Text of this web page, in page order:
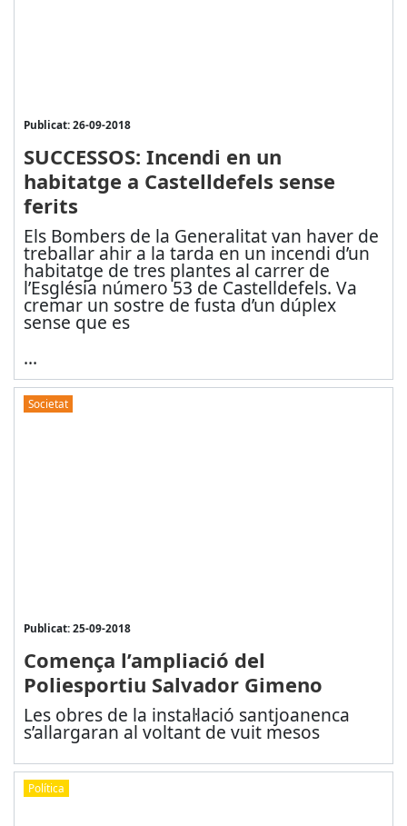
Publicat: 26-09-2018
SUCCESSOS: Incendi en un
habitatge a Castelldefels sense
ferits
Els Bombers de la Generalitat van haver de
treballar ahir a la tarda en un incendi d’un
habitatge de tres plantes al carrer de
l’Església número 53 de Castelldefels. Va
cremar un sostre de fusta d’un dúplex
sense que es
...
Societat
Publicat: 25-09-2018
Comença l’ampliació del
Poliesportiu Salvador Gimeno
Les obres de la instal·lació santjoanenca
s’allargaran al voltant de vuit mesos
Política